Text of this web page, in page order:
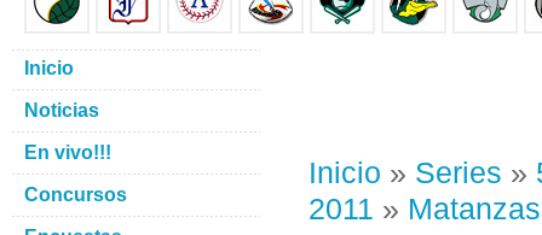
Inicio » Series »
2011 » Matanzas
Inicio
Noticias
En vivo!!!
Concursos